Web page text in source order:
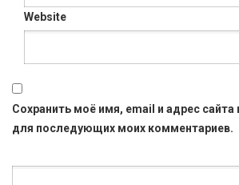
Website
Сохранить моё имя, email и адрес сайта
для последующих моих комментариев.